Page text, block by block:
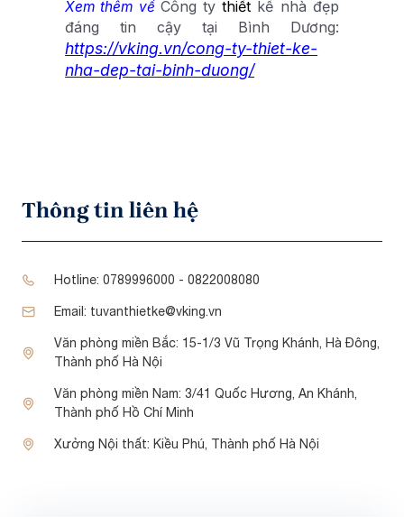
Xem thêm về Công tythiết kế nhà đẹp
đáng tin cậy tại Bình Dương:
https://vking.vn/cong-ty-thiet-ke-
nha-dep-tai-binh-duong/
Thông tin liên hệ
Hotline: 0789996000 - 0822008080
Email: tuvanthietke@vking.vn
Văn phòng miền Bắc: 15-1/3 Vũ Trọng Khánh, Hà Đông,
Thành phố Hà Nội
Văn phòng miền Nam: 3/41 Quốc Hương, An Khánh,
Thành phố Hồ Chí Minh
Xưởng Nội thất: Kiều Phú, Thành phố Hà Nội